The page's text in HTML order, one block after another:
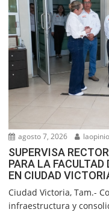
agosto 7, 2026
SUPERVISA
PARA LA
EN CIUDAD
Ciudad Victoria, Tam.-
infraestructura y